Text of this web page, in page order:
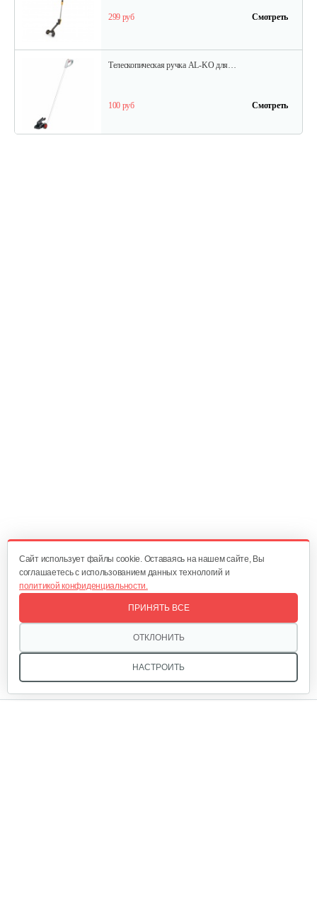
299 руб Смотреть
Телескопическая ручка AL-KO для…
100 руб Смотреть
Cайт использует файлы cookie. Оставаясь на нашем сайте, Вы
соглашаетесь с использованием данных технологий и
политикой конфиденциальности.
НАСТРОИТЬ
ОТКЛОНИТЬ
ПРИНЯТЬ ВСЕ